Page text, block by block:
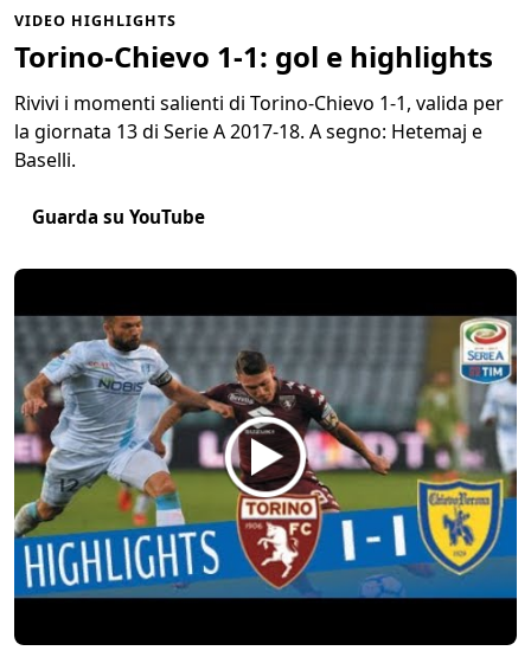
VIDEO HIGHLIGHTS
Torino-Chievo 1-1: gol e highlights
Rivivi i momenti salienti di Torino-Chievo 1-1, valida per
la giornata 13 di Serie A 2017-18. A segno: Hetemaj e
Baselli.
Guarda su YouTube